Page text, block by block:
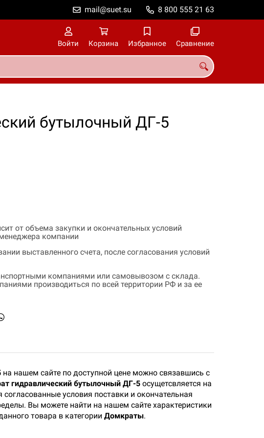
8 800 555 21 63
mail@suet.su
Войти Корзина Избранное Сравнение
бутылочный ДГ-5
от объема закупки и окончательных условий
компании
выставленного счета, после согласования условий
компаниями или самовывозом с склада.
производиться по всей территории РФ и за ее
на нашем сайте по доступной цене можно связавшись с
гидравлический бутылочный ДГ-5 осущетсвляется на
условия поставки и окончательная
Вы можете найти на нашем сайте характеристики
товара в категории Домкраты.